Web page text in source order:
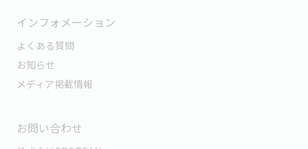
インフォメーション
よくある質問
お知らせ
メディア掲載情報
お問い合わせ